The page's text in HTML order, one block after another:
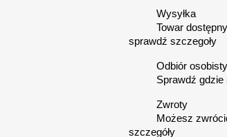
Wysyłka
Towar
sprawdź szczegoły
Odbiór osobisty
Sprawdź
Zwroty
Możesz
szczegóły